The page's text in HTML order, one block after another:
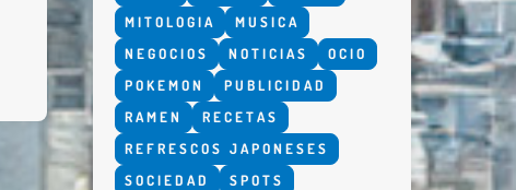
MITOLOGIA
MUSICA
NEGOCIOS
NOTICIAS
OCIO
POKEMON
PUBLICIDAD
RAMEN
RECETAS
REFRESCOS JAPONESES
SOCIEDAD
SPOTS